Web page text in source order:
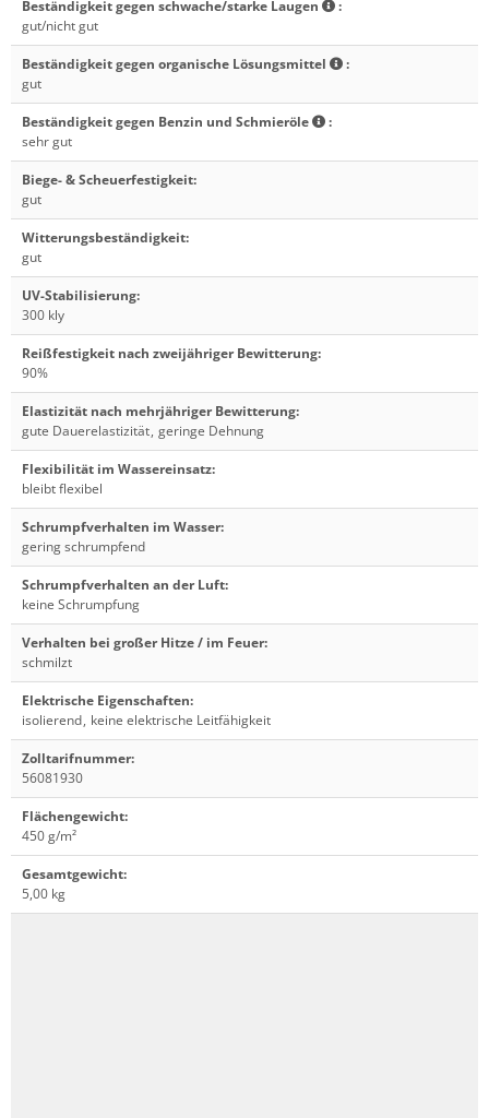
Beständigkeit gegen schwache/starke Laugen
:
gut/nicht gut
Beständigkeit gegen organische Lösungsmittel
:
gut
Beständigkeit gegen Benzin und Schmieröle
:
sehr gut
Biege- & Scheuerfestigkeit:
gut
Witterungsbeständigkeit:
gut
UV-Stabilisierung:
300 kly
Reißfestigkeit nach zweijähriger Bewitterung:
90%
Elastizität nach mehrjähriger Bewitterung:
gute Dauerelastizität, geringe Dehnung
Flexibilität im Wassereinsatz:
bleibt flexibel
Schrumpfverhalten im Wasser:
gering schrumpfend
Schrumpfverhalten an der Luft:
keine Schrumpfung
Verhalten bei großer Hitze / im Feuer:
schmilzt
Elektrische Eigenschaften:
isolierend, keine elektrische Leitfähigkeit
Zolltarifnummer:
56081930
Flächengewicht:
450 g/m²
Gesamtgewicht:
5,00 kg